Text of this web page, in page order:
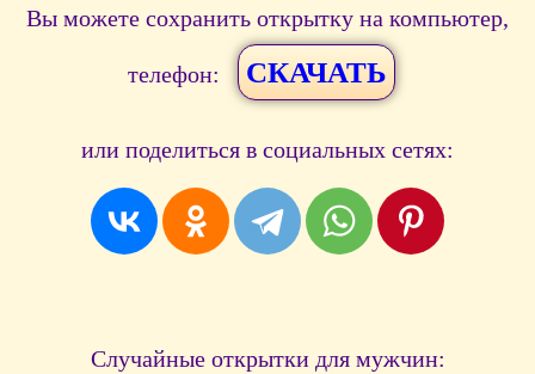
Вы можете сохранить открытку на компьютер,
телефон: СКАЧАТЬ
или поделиться в социальных сетях:
Случайные открытки для мужчин: